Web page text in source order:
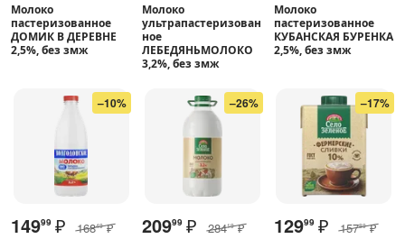
Молоко
пастеризованное
ДОМИК В ДЕРЕВНЕ
2,5%, без змж
Молоко
ультрапастеризован
ное
ЛЕБЕДЯНЬМОЛОКО
3,2%, без змж
Молоко
пастеризованное
КУБАНСКАЯ БУРЕНКА
2,5%, без змж
–10%
14999 ₽ 16849 ₽
–26%
20999 ₽ 28419 ₽
–17%
12999 ₽ 15789 ₽